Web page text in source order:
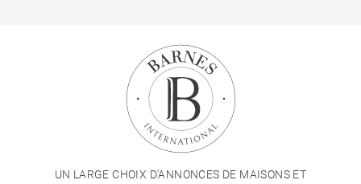
UN LARGE CHOIX D'ANNONCES DE MAISONS ET